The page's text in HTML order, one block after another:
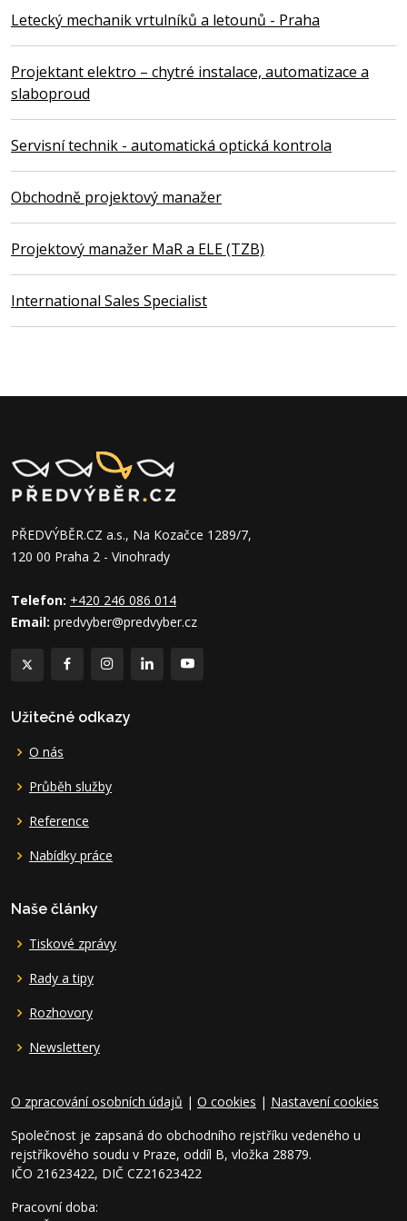
Letecký mechanik vrtulníků a letounů - Praha
Projektant elektro – chytré instalace, automatizace a
slaboproud
Servisní technik - automatická optická kontrola
Obchodně projektový manažer
Projektový manažer MaR a ELE (TZB)
International Sales Specialist
PŘEDVÝBĚR.CZ a.s., Na Kozačce 1289/7,
120 00 Praha 2 - Vinohrady
Telefon: +420 246 086 014
Email: predvyber@predvyber.cz
Užitečné odkazy
O nás
Průběh služby
Reference
Nabídky práce
Naše články
Tiskové zprávy
Rady a tipy
Rozhovory
Newslettery
O zpracování osobních údajů | O cookies | Nastavení cookies
Společnost je zapsaná do obchodního rejstříku vedeného u
rejstříkového soudu v Praze, oddíl B, vložka 28879.
IČO 21623422, DIČ CZ21623422
Pracovní doba: